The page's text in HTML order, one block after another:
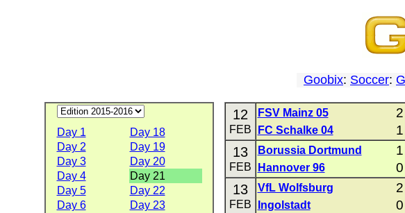
Goobix: Soccer:
Day 1
Day 18
Day 2
Day 19
Day 3
Day 20
Day 4
Day 21
Day 5
Day 22
Day 6
Day 23
12
FEB
FSV Mainz 05 2
FC Schalke 04 1
13
FEB
Borussia Dortmund 1
Hannover 96 0
13
FEB
VfL Wolfsburg 2
Ingolstadt 0